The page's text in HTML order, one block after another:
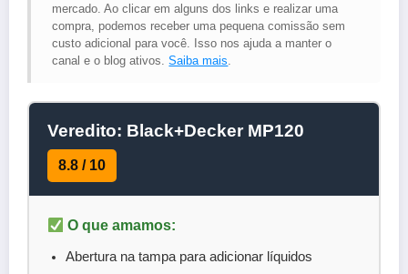
mercado. Ao clicar em alguns dos links e realizar uma
compra, podemos receber uma pequena comissão sem
custo adicional para você. Isso nos ajuda a manter o
canal e o blog ativos.Saiba mais.
Veredito: Black+Decker MP120
8.8 / 10
O que amamos:
Abertura na tampa para adicionar líquidos